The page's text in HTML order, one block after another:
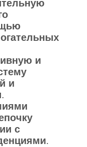
и
и
.
с
.